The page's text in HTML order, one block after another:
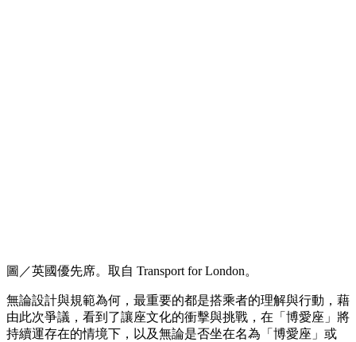
圖／英國優先席。取自 Transport for London。
無論設計與規範為何，最重要的都是搭乘者的理解與行動，藉
由此次爭議，看到了讓座文化的衝擊與挑戰，在「博愛座」將
持續運存在的情境下，以及無論是否坐在名為「博愛座」或